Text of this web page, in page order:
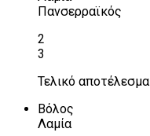
Πανσερραϊκός
2
3
Τελικό αποτέλεσμα
Βόλος
Λαμία